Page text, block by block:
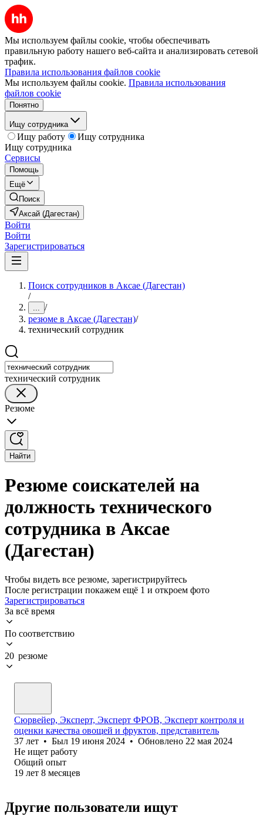
Мы используем файлы cookie, чтобы обеспечивать
правильную работу нашего веб-сайта и анализировать сетевой
трафик.
Правила использования файлов cookie
Мы используем файлы cookie. Правила использования
файлов cookie
Понятно
Ищу сотрудника
Ищу работу
Ищу сотрудника
Ищу сотрудника
Сервисы
Помощь
Ещё
Поиск
Аксай (Дагестан)
Войти
Войти
Зарегистрироваться
Поиск сотрудников в Аксае (Дагестан)
/
... /
резюме в Аксае (Дагестан)/
технический сотрудник
технический сотрудник
Резюме
Найти
Резюме соискателей на
должность технического
сотрудника в Аксае
(Дагестан)
Чтобы видеть все резюме, зарегистрируйтесь
После регистрации покажем ещё 1 и откроем фото
Зарегистрироваться
За всё время
По соответствию
20 резюме
Сюрвейер, Эксперт, Эксперт ФРОВ, Эксперт контроля и
оценки качества овощей и фруктов, представитель
37 лет • Был 19 июня 2024 • Обновлено 22 мая 2024
Не ищет работу
Общий опыт
19 лет 8 месяцев
Другие пользователи ищут